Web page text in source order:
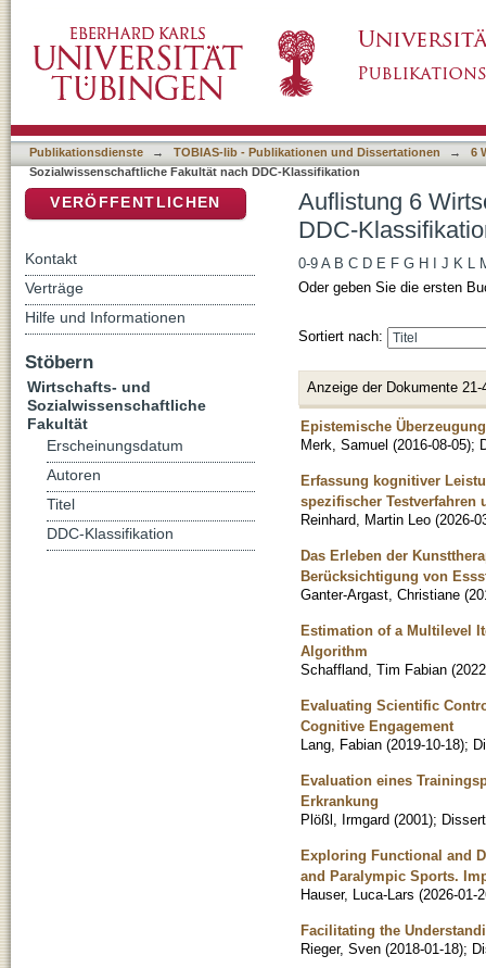
Publikationsdienste → TOBIAS-lib - Publikationen und Dissertationen →
6
Sozialwissenschaftliche Fakultät nach DDC-Klassifikation
Auflistung 6
DDC-
0-9 A B C D E F G H J K L
Oder geben Sie die ersten
Sortiert nach:
Anzeige der Dokumente 21-
Epistemische
Merk, Samuel (2016-08-05);
Erfassung kognitiver
spezifischer Testverfahren
Reinhard, Martin Leo (2026-
Das Erleben der
Berücksichtigung von
Ganter-Argast, Christiane (
Estimation of a Multilevel
Algorithm
Schaffland, Tim Fabian (
Evaluating Scientific
Cognitive Engagement
Lang, Fabian (2019-10-18);
Evaluation eines
Erkrankung
Plößl, Irmgard (2001);
Exploring Functional and
and Paralympic Sports.
Hauser, Luca-Lars (2026-01-
Facilitating the
Rieger, Sven (2018-01-18);
VERÖFFENTLICHEN
Kontakt
Verträge
Hilfe und Informationen
Stöbern
Wirtschafts- und
Sozialwissenschaftliche
Fakultät
Erscheinungsdatum
Autoren
Titel
DDC-Klassifikation